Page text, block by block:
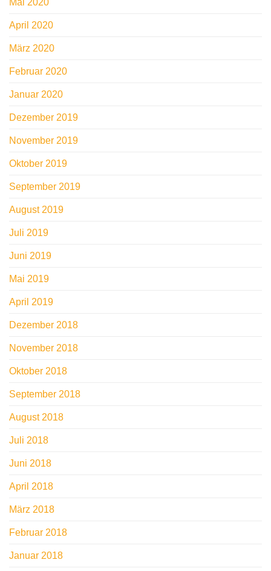
Mai 2020
April 2020
März 2020
Februar 2020
Januar 2020
Dezember 2019
November 2019
Oktober 2019
September 2019
August 2019
Juli 2019
Juni 2019
Mai 2019
April 2019
Dezember 2018
November 2018
Oktober 2018
September 2018
August 2018
Juli 2018
Juni 2018
April 2018
März 2018
Februar 2018
Januar 2018